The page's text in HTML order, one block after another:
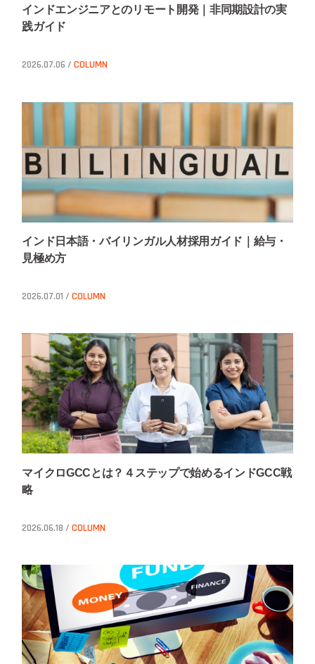
インドエンジニアとのリモート開発｜非同期設計の実
践ガイド
2026.07.06 /COLUMN
インド日本語・バイリンガル人材採用ガイド｜給与・
見極め方
2026.07.01 /COLUMN
マイクロGCCとは？４ステップで始めるインドGCC戦
略
2026.06.18 /COLUMN